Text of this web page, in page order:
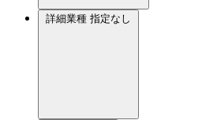
詳細業種 指定なし